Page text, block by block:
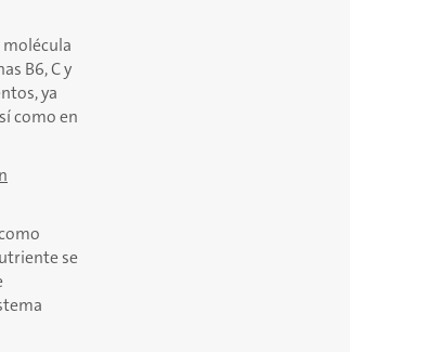
molécula
B6, C y
ya
como en
se